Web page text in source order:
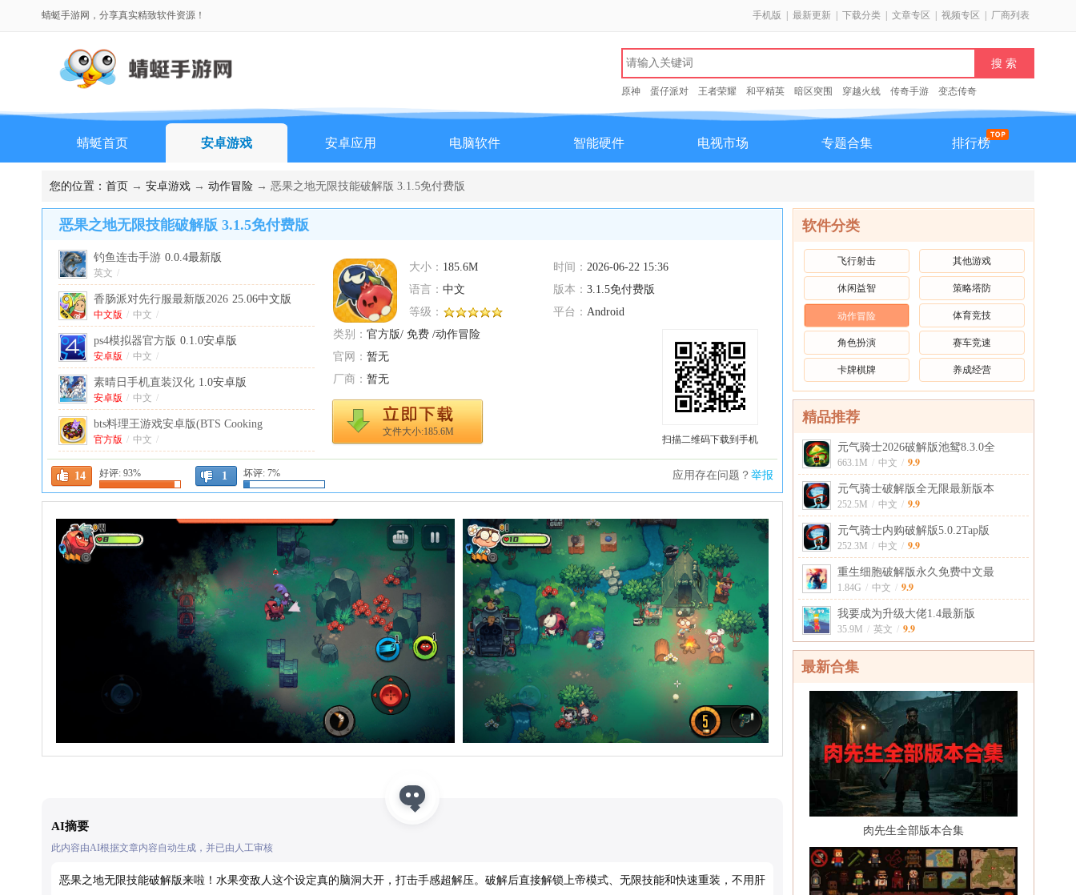
蜻蜓手游网，分享真实精致软件资源！ 手机版 最新更新 下载分类 文章专区 视频专区 厂商列表
原神 蛋仔派对 王者荣耀 和平精英 暗区突围 穿越火线 传奇手游 变态传奇
蜻蜓首页 安卓游戏 安卓应用 电脑软件 智能硬件 电视市场 专题合集 排行榜
您的位置： 首页 → 安卓游戏 → 动作冒险 → 恶果之地无限技能破解版 3.1.5免付费版
恶果之地无限技能破解版 3.1.5免付费版
大小： 185.6M 时间： 2026-06-22 15:36
语言： 中文 版本： 3.1.5免付费版
等级：
平台： Android
类别： 官方版/ 免费 /动作冒险
官网： 暂无
厂商： 暂无
文件大小:185.6M
14 好评: 93% 1 坏评: 7% 应用存在问题？ 举报
钓鱼连击手游 0.0.4最新版
英文 /
香肠派对先行服最新版2026 25.06中文版
中文版 / 中文 /
ps4模拟器官方版 0.1.0安卓版
安卓版 / 中文 /
素晴日手机直装汉化 1.0安卓版
安卓版 / 中文 /
bts料理王游戏安卓版(BTS Cooking
OnC)
1.0.5官方正版
官方版 / 中文 /
跳舞的线风暴之怒手机版(DL Fanmade By
yezhiyi) 1.24最新版
中文 /
卓版
安卓版
冷血射手重制版无限金币无限钻石最新版
11.3.2中文版
虔诚之花的晚钟中文版安卓 1.0.0版本
巴西精英赛车破解版(Elite Auto Brasil) 0.81最
扫描二维码下载到手机
AI摘要
此内容由AI根据文章内容自动生成，并已由人工审核
恶果之地无限技能破解版来啦！水果变敌人这个设定真的脑洞大开，打击手感超解压。破解后直接解锁上帝模式、无限技能和快速重装，不用肝
软件分类
飞行射击 其他游戏
休闲益智 策略塔防
动作冒险 体育竞技
角色扮演 赛车竞速
卡牌棋牌 养成经营
精品推荐
元气骑士2026破解版池鸳8.3.0全
663.1M / 中文 / 9.9
元气骑士破解版全无限最新版本
252.5M / 中文 / 9.9
元气骑士内购破解版5.0.2Tap版
252.3M / 中文 / 9.9
重生细胞破解版永久免费中文最
1.84G / 中文 / 9.9
我要成为升级大佬1.4最新版
35.9M / 英文 / 9.9
最新合集
肉先生全部版本合集